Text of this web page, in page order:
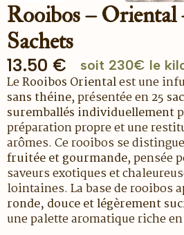
Rooibos – Oriental
Sachets
13.50 € soit 230€ le
LeRooibos Orientalest une
sans théine, présentée en25
suremballés individuellement
préparation propre et une
arômes. Ce rooibos se
fruitée et gourmande, pensée
saveurs exotiques et
lointaines. La base de rooibos
ronde, douce et légèrement
une palette aromatique riche